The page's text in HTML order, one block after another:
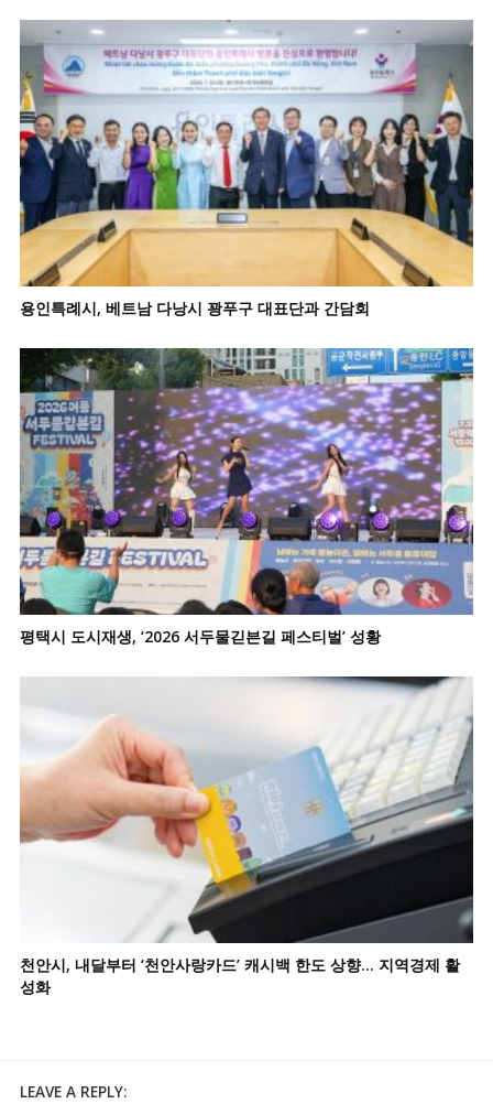
용인특례시, 베트남 다낭시 꽝푸구 대표단과 간담회
평택시 도시재생, ‘2026 서두물긷븐길 페스티벌’ 성황
천안시, 내달부터 ‘천안사랑카드’ 캐시백 한도 상향… 지역경제 활
성화
LEAVE A REPLY: